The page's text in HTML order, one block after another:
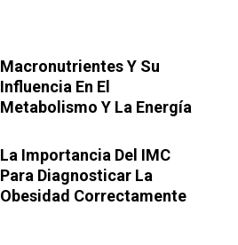
Macronutrientes Y Su
Influencia En El
Metabolismo Y La Energía
La Importancia Del IMC
Para Diagnosticar La
Obesidad Correctamente